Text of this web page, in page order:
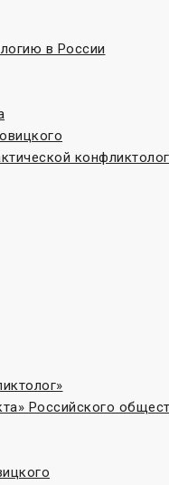
в России
Российского